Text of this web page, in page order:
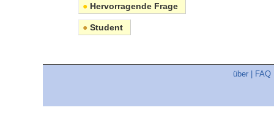
● Hervorragende Frage
● Student
über FAQ